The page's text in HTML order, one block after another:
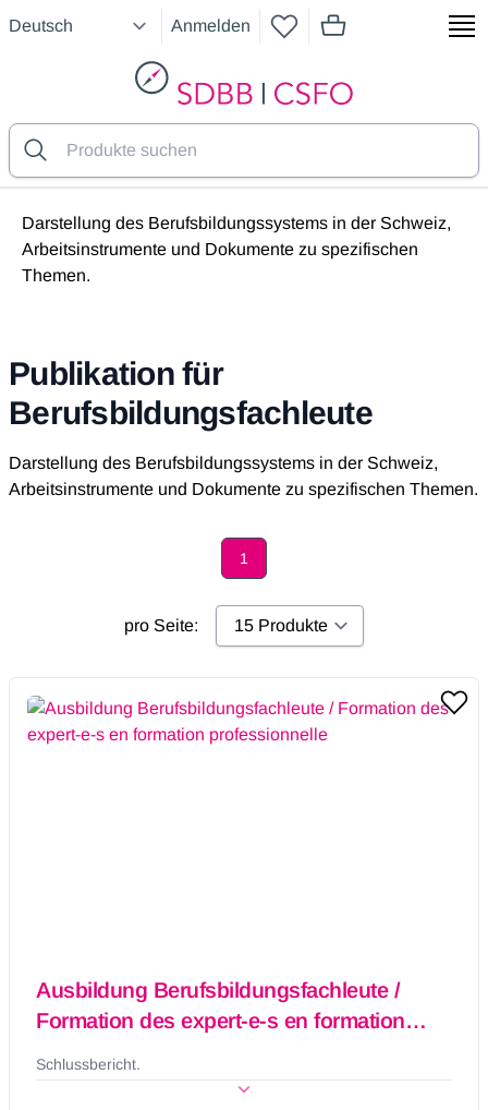
Anmelden
Artikel im
SDBB
Darstellung des Berufsbildungssystems in der Schweiz,
Arbeitsinstrumente und Dokumente zu spezifischen
Themen.
Publikation für
Berufsbildungsfachleute
Darstellung des Berufsbildungssystems in der Schweiz,
Arbeitsinstrumente und Dokumente zu spezifischen Themen.
Page
1
pro Seite:
Ausbildung Berufsbildungsfachleute /
Formation des expert-e-s en formation
Schlussbericht.